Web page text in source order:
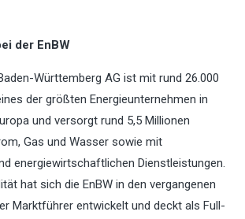
der EnBW
Württemberg AG ist mit rund 26.000
der größten Energieunternehmen in
und versorgt rund 5,5 Millionen
Gas und Wasser sowie mit
energiewirtschaftlichen Dienstleistungen.
hat sich die EnBW in den vergangenen
Marktführer entwickelt und deckt als Full-